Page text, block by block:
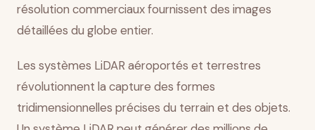
résolution commerciaux fournissent des images
détaillées du globe entier.
Les systèmes LiDAR aéroportés et terrestres
révolutionnent la capture des formes
tridimensionnelles précises du terrain et des objets.